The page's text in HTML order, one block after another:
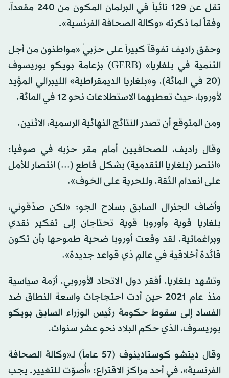
تقل عن 129 نائباً في البرلمان المكون من 240 مقعداً،
وفقاً لما ذكرته «وكالة الصحافة الفرنسية».
وحقق راديف تفوقاً كبيراً على حزبيْ «مواطنون من أجل
التنمية في بلغاريا» (GERB) بزعامة بويكو بوريسوف
(20 في المائة)، و«بلغاريا الديمقراطية» الليبرالي المؤيد
لأوروبا، حيث تعطيهما الاستطلاعات نحو 12 في المائة.
ومن المتوقع أن تصدر النتائج النهائية الرسمية، الاثنين.
وقال راديف، للصحافيين أمام مقر حزبه في صوفيا:
«انتصر (بلغاريا التقدمية) بشكل قاطع (...) انتصار للأمل
على انعدام الثقة، وللحرية على الخوف».
وأضاف الجنرال السابق بسلاح الجو: «لكن صدِّقوني،
بلغاريا قوية وأوروبا قوية تحتاجان إلى تفكير نقدي
وبراغماتية. لقد وقعت أوروبا ضحية طموحها بأن تكون
قائدة أخلاقية في عالمٍ ذي قواعد جديدة».
وتشهد بلغاريا، أفقر دول الاتحاد الأوروبي، أزمة سياسية
منذ عام 2021 حين أدت احتجاجات واسعة النطاق ضد
الفساد إلى سقوط حكومة رئيس الوزراء السابق بويكو
بوريسوف، الذي حكم البلاد نحو عشر سنوات.
وقال ديتشو كوستادينوف (57 عاماً) لـ«وكالة الصحافة
الفرنسية»، في أحد مراكز الاقتراع: «أُصوّت للتغيير. يجب